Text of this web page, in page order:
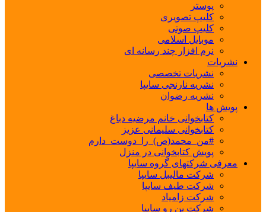
پوستر
کلیپ تصویری
کلیپ صوتی
موبایل اسلامی
نرم افزار چند رسانه ای
نشریات
نشریات تخصصی
نشریه نارنجی سایپا
نشریه رضوان
پویش ها
کتابخوانی خانم مرضیه دباغ
کتابخوانی سلیمانی عزیز
#من_محمد(ص)_را_دوست_دارم
پویش کتابخوانی در منزل
معرفی شرکتهای گروه سایپا
شرکت مالیبل سایپا
شرکت طیف سایپا
شرکت زامیاد
شرکت بن رو سایپا